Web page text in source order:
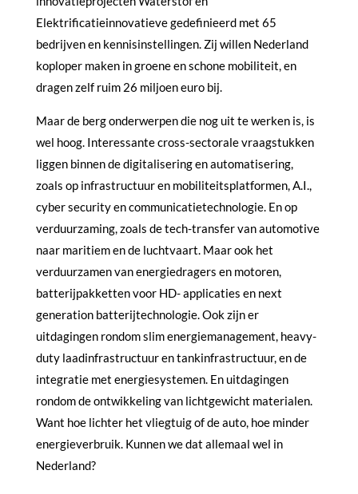
Elektrificatieinnovatieve gedefinieerd met 65
bedrijven en kennisinstellingen. Zij willen Nederland
koploper maken in groene en schone mobiliteit, en
dragen zelf ruim 26 miljoen euro bij.
Maar de berg onderwerpen die nog uit te werken is, is
wel hoog. Interessante cross-sectorale vraagstukken
liggen binnen de digitalisering en automatisering,
zoals op infrastructuur en mobiliteitsplatformen, A.I.,
cyber security en communicatietechnologie. En op
verduurzaming, zoals de tech-transfer van automotive
naar maritiem en de luchtvaart. Maar ook het
verduurzamen van energiedragers en motoren,
batterijpakketten voor HD- applicaties en next
generation batterijtechnologie. Ook zijn er
uitdagingen rondom slim energiemanagement, heavy-
duty laadinfrastructuur en tankinfrastructuur, en de
integratie met energiesystemen. En uitdagingen
rondom de ontwikkeling van lichtgewicht materialen.
Want hoe lichter het vliegtuig of de auto, hoe minder
energieverbruik. Kunnen we dat allemaal wel in
Nederland?